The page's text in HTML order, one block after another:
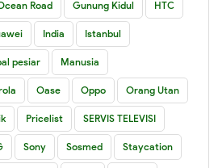
Road Gunung Kidul HTC
India Istanbul
pesiar Manusia
Oase Oppo Orang Utan
Pricelist SERVIS TELEVISI
Sony Sosmed Staycation